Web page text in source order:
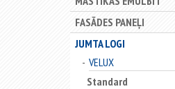
FASĀDES PANEĻI
JUMTA LOGI
VELUX
Standard